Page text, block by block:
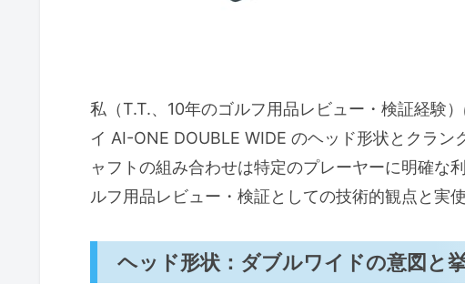
私（T.T.、10年のゴルフ用品レビュー・検証経験
イ AI-ONE DOUBLE WIDE のヘッド形状とクラ
ャフトの組み合わせは特定のプレーヤーに明確な
ルフ用品レビュー・検証としての技術的観点と実
ヘッド形状：ダブルワイドの意図と